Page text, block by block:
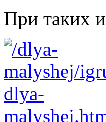
При таких